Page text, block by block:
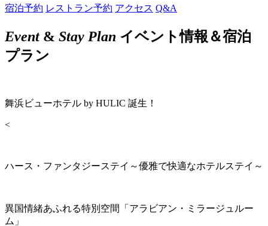
宿泊予約 レストラン予約 アクセス Q&A
Event& Stay Plan イベント情報＆宿泊
プラン
舞浜ビューホテル by HULIC 誕生！
<
ハース・ファンタジーステイ～優雅で快適なホテルステイ～
異国情緒あふれる特別空間「アラビアン・ミラージュルー
ム」